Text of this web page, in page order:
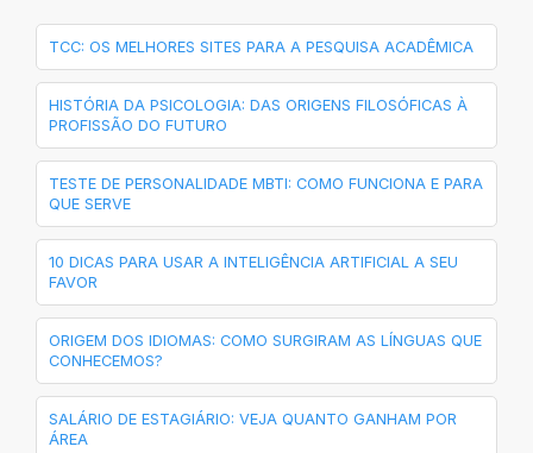
TCC: OS MELHORES SITES PARA A PESQUISA ACADÊMICA
HISTÓRIA DA PSICOLOGIA: DAS ORIGENS FILOSÓFICAS À
PROFISSÃO DO FUTURO
TESTE DE PERSONALIDADE MBTI: COMO FUNCIONA E PARA
QUE SERVE
10 DICAS PARA USAR A INTELIGÊNCIA ARTIFICIAL A SEU
FAVOR
ORIGEM DOS IDIOMAS: COMO SURGIRAM AS LÍNGUAS QUE
CONHECEMOS?
SALÁRIO DE ESTAGIÁRIO: VEJA QUANTO GANHAM POR
ÁREA